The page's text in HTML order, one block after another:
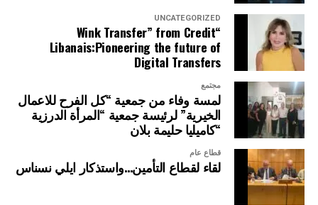
UNCATEGORIZED
“Wink Transfer” from Credit
Libanais:Pioneering the future of
Digital Transfers
مجتمع
لمسة وفاء من جمعية “كل الفرح للاعمال
الخيرية” لرئيسة جمعية “المرأة الدرزية
“كاميليا حليمة بلان
قطاع عام
لقاء لقطاع التأمين…واستذكار ايلي نسناس